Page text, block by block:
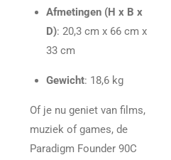
Afmetingen (H x B x
D): 20,3 cm x 66 cm x
33 cm
Gewicht: 18,6 kg
Of je nu geniet van films,
muziek of games, de
Paradigm Founder 90C